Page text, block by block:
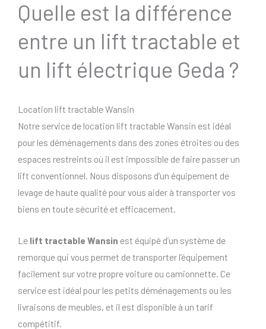
Quelle est la différence
entre un lift tractable et
un lift électrique Geda ?
Location lift tractable Wansin
Notre service de location lift tractable Wansin est idéal
pour les déménagements dans des zones étroites ou des
espaces restreints où il est impossible de faire passer un
lift conventionnel. Nous disposons d’un équipement de
levage de haute qualité pour vous aider à transporter vos
biens en toute sécurité et efficacement.
Le lift tractable Wansin est équipé d’un système de
remorque qui vous permet de transporter l’équipement
facilement sur votre propre voiture ou camionnette. Ce
service est idéal pour les petits déménagements ou les
livraisons de meubles, et il est disponible à un tarif
compétitif.